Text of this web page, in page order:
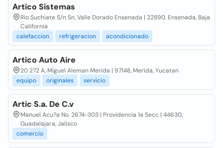
Artico Sistemas
Rio Suchiate S/n Sn, Valle Dorado Ensenada | 22890, Ensenada, Baja
California
calefaccion
refrigeracion acondicionado
Artico Auto Aire
20 272 A, Miguel Aleman Merida | 97148, Merida, Yucatan
equipo
originales servicio
Artic S.a. De C.v
Manuel Acu?a No. 2674-303 | Providencia 1a Secc | 44630,
Guadalajara, Jalisco
comercio